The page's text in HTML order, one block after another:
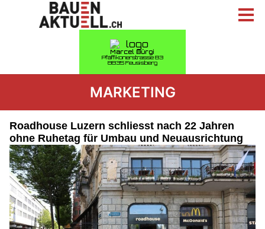
MARKETING
Roadhouse Luzern schliesst nach 22 Jahren
ohne Ruhetag für Umbau und Neuausrichtung